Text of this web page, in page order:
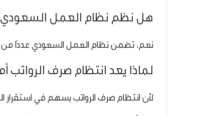
هل نظم نظام العمل السعودي
نعم، تضمن نظام العمل السعودي عددًا من
لماذا يعد انتظام صرف الرواتب
لأن انتظام صرف الرواتب يسهم في استقرار